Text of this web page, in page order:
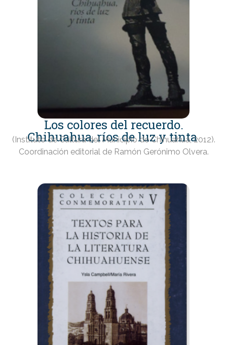
Los colores del recuerdo.
Chihuahua, ríos de luz y tinta
(Instituto de Cultura del Municipio de Chihuahua, 2012).
Coordinación editorial de Ramón Gerónimo Olvera.